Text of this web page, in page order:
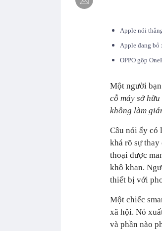
Apple nói
Apple đang bỏ
OPPO gộp
Một người
cỗ máy sở
không làm
Câu nói ấy có
khá rõ sự
thoại được
khô khan.
thiết bị với
Một chiếc
xã hội. Nó
và phần nào